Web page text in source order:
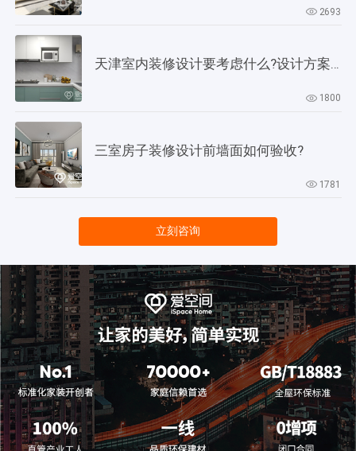
2693
天津室内装修设计要考虑什么?设计方案要以此为依据!
1800
三室房子装修设计前墙面如何验收?
1781
立刻咨询